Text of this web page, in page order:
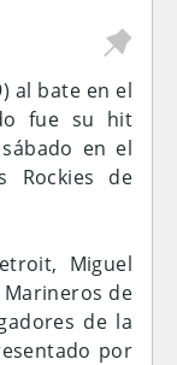
de beisbol
deporte con
Su próximo
Además,
de
en el
al bate en el
fue su hit
en el
Rockies de
Miguel
de
de la
por